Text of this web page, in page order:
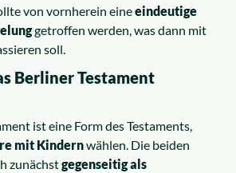
von vornherein eineeindeutige
getroffen werden, was dann mit
soll.
Berliner Testament
ist eine Form des Testaments,
mit Kindernwählen. Die beiden
zunächstgegenseitig als